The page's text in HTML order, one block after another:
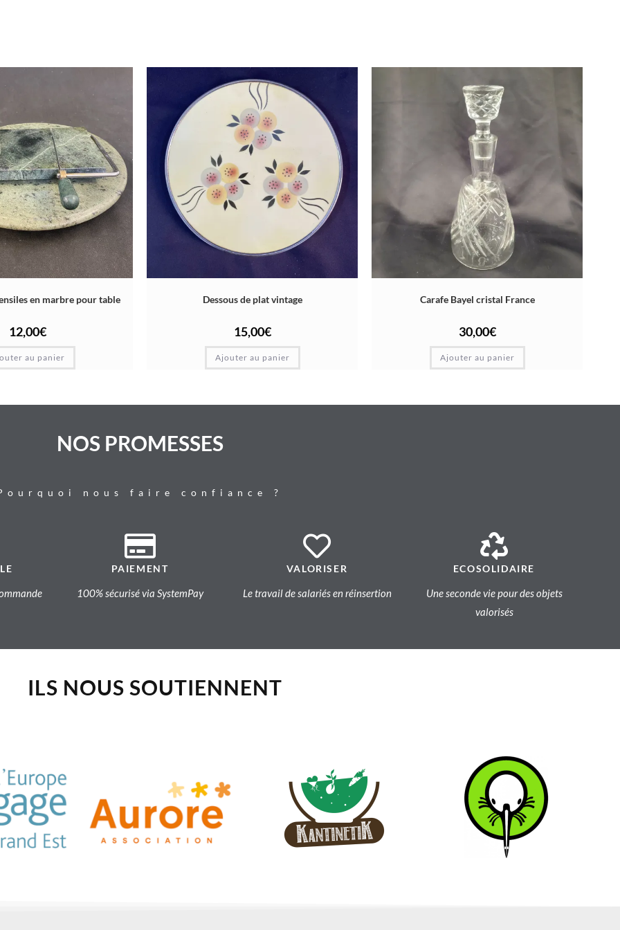
en marbre pour table
12,00€
au panier
Dessous de plat vintage
15,00€
Ajouter au panier
Carafe Bayel cristal France
30,00€
Ajouter au panier
NOS PROMESSES
nous faire confiance ?
PAIEMENT
100% sécurisé via SystemPay
VALORISER
Le travail de salariés en réinsertion
ECOSOLIDAIRE
Une seconde vie pour des objets
valorisés
ILS NOUS SOUTIENNENT